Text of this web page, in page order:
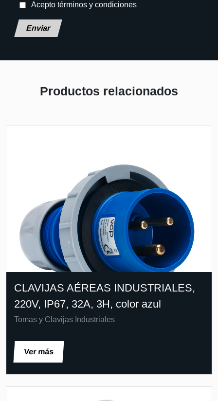
Acepto términos y condiciones
Deja este campo en blanco, por favor.
Productos relacionados
CLAVIJAS AÉREAS INDUSTRIALES,
220V, IP67, 32A, 3H, color azul
Tomas y Clavijas Industriales
Ver más